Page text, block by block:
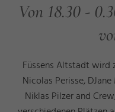
Von 18.30 -
Füssens Altstadt wird
Nicolas Perisse,
Niklas Pilzer and